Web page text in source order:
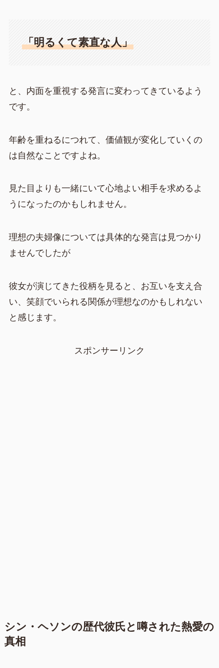
「明るくて素直な人」
と、内面を重視する発言に変わってきているよう
です。
年齢を重ねるにつれて、価値観が変化していくの
は自然なことですよね。
見た目よりも一緒にいて心地よい相手を求めるよ
うになったのかもしれません。
理想の夫婦像については具体的な発言は見つかり
ませんでしたが
彼女が演じてきた役柄を見ると、お互いを支え合
い、笑顔でいられる関係が理想なのかもしれない
と感じます。
スポンサーリンク
シン・ヘソンの歴代彼氏と噂された熱愛の
真相